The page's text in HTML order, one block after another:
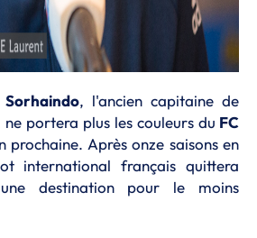
, l'ancien capitaine de
portera plus les couleurs du FC
prochaine. Après onze saisons en
international français quittera
destination pour le moins